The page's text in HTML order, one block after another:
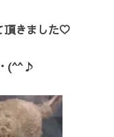
頂きました♡
(^^♪